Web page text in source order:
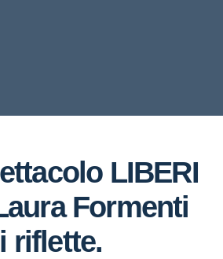
LIBERI
Formenti
riflette.